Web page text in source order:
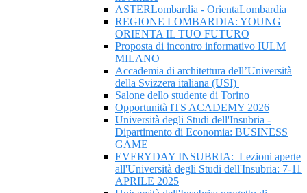
ASTERLombardia - OrientaLombardia
REGIONE LOMBARDIA: YOUNG
ORIENTA IL TUO FUTURO
Proposta di incontro informativo IULM
MILANO
Accademia di architettura dell’Università
della Svizzera italiana (USI)
Salone dello studente di Torino
Opportunità ITS ACADEMY 2026
Università degli Studi dell'Insubria -
Dipartimento di Economia: BUSINESS
GAME
EVERYDAY INSUBRIA: Lezioni aperte
all'Università degli Studi dell'Insubria: 7-11
APRILE 2025